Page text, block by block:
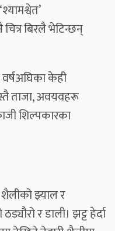
बिरलै भेटिन्छन्
केही
ताजा, अवयवहरू
शिल्पकारका
शैलीको झ्याल र
र डाली। झट्ट हेर्दा